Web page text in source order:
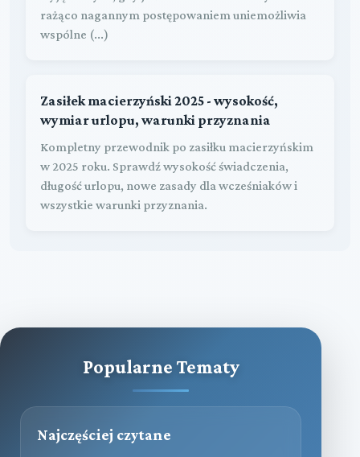
rażąco nagannym postępowaniem uniemożliwia
wspólne (...)
Zasiłek macierzyński 2025 - wysokość,
wymiar urlopu, warunki przyznania
Kompletny przewodnik po zasiłku macierzyńskim
w 2025 roku. Sprawdź wysokość świadczenia,
długość urlopu, nowe zasady dla wcześniaków i
wszystkie warunki przyznania.
Popularne Tematy
Najczęściej czytane